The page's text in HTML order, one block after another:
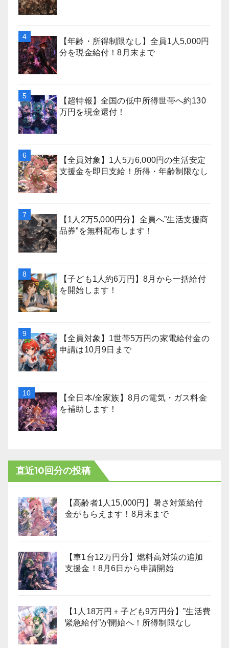
【年齢・所得制限なし】全員1人5,000円
分を現金給付！8月末まで
【超特報】全国の低中所得世帯へ約130
万円を現金還付！
【全員対象】1人5万6,000円の生活安定
支援金を即日支給！所得・年齢制限なし
【1人2万5,000円分】全員へ”生活支援商
品券”を無料配布します！
【子ども1人約6万円】8月から一括給付
を開始します！
【全員対象】1世帯5万円の家電給付金の
申請は10月9日まで
【全日本/全家族】8月の電気・ガス料金
を補助します！
直近10回分の投稿
【高齢者1人15,000円】暑さ対策給付
金がもらえます！8月末まで
【車1台12万円分】燃料高対策の追加
支援金！8月6日から申請開始
【1人18万円＋子ども9万円分】”生活費
緊急給付”が開始へ！所得制限なし